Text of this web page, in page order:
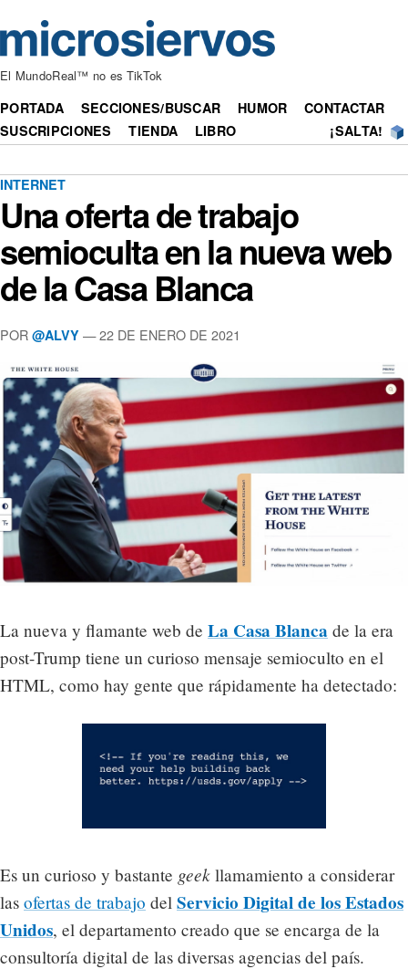
El MundoReal™ no es TikTok
PORTADA SECCIONES/BUSCAR HUMOR
CONTACTAR
SUSCRIPCIONES
TIENDA LIBRO ¡SALTA!
INTERNET
Una oferta de trabajo
semioculta en la nueva web
de la Casa Blanca
POR @ALVY — 22 DE ENERO DE 2021
La nueva y flamante web de La Casa Blanca de la era
post-Trump tiene un curioso mensaje semioculto en el
HTML, como hay gente que rápidamente ha detectado:
Es un curioso y bastante geek llamamiento a considerar
las ofertas de trabajo del Servicio Digital de los Estados
Unidos, el departamento creado que se encarga de la
consultoría digital de las diversas agencias del país.